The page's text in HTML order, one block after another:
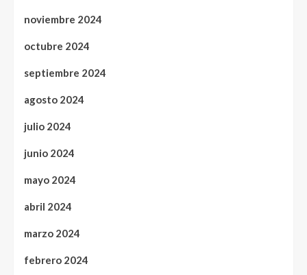
noviembre 2024
octubre 2024
septiembre 2024
agosto 2024
julio 2024
junio 2024
mayo 2024
abril 2024
marzo 2024
febrero 2024